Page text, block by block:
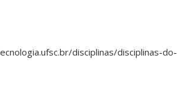
disciplinas/disciplinas-do-